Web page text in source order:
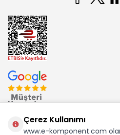
Çerez Kullanımı
www.e-komponent.com